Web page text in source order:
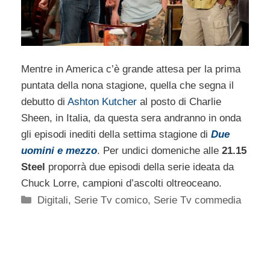
Mentre in America c’è grande attesa per la prima
puntata della nona stagione, quella che segna il
debutto di Ashton Kutcher al posto di Charlie
Sheen, in Italia, da questa sera andranno in onda
gli episodi inediti della settima stagione di Due
uomini e mezzo. Per undici domeniche alle 21.15
Steel proporrà due episodi della serie ideata da
Chuck Lorre, campioni d’ascolti oltreoceano.
Categorie
Digitali, Serie Tv comico, Serie Tv commedia